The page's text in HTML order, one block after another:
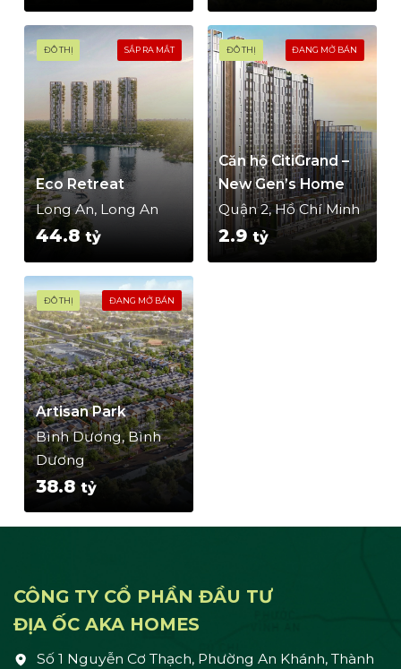
ĐÔ THỊ SẮP RA MẮT
Eco Retreat
Long An, Long An
44.8 tỷ
ĐÔ THỊ ĐANG MỞ BÁN
Căn hộ CitiGrand –
New Gen’s Home
Quận 2, Hồ Chí Minh
2.9tỷ
ĐÔ THỊ ĐANG MỞ BÁN
Artisan Park
Bình Dương, Bình
Dương
38.8 tỷ
CÔNG TY CỔ PHẦN ĐẦU TƯ
ĐỊA ỐC AKA HOMES
Số 1 Nguyễn Cơ Thạch, Phường An Khánh, Thành